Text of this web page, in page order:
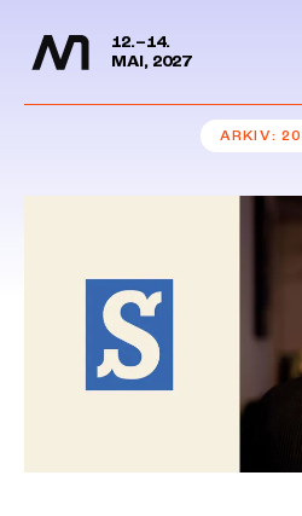
Hopp til hovedinnhold
12.–14.
MAI, 2027
ARKIV